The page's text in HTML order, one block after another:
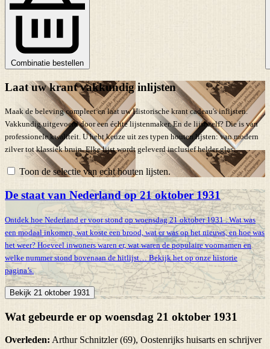
Combinatie bestellen
Laat uw krant vakkundig inlijsten
Maak de beleving compleet en laat uw Historische krant cadeau's inlijsten.
Vakkundig uitgevoerd door een échte lijstenmaker. En de lijst zelf? Die is van
professionele kwaliteit. U hebt keuze uit zes typen houten lijsten: van modern
zilver tot klassiek bruin. Elke lijst wordt geleverd inclusief helder glas.
Toon de selectie van echt houten lijsten.
De staat van Nederland op 21 oktober 1931
Ontdek hoe Nederland er voor stond op woensdag 21 oktober 1931 . Wat was
een modaal inkomen, wat koste een brood, wat er was op het nieuws, en hoe was
het weer? Hoeveel inwoners waren er, wat waren de populaire voornamen en
welke nummer stond bovenaan de hitlijst… Bekijk het op onze historie
pagina’s.
Bekijk 21 oktober 1931
Wat gebeurde er op woensdag 21 oktober 1931
Overleden: Arthur Schnitzler (69), Oostenrijks huisarts en schrijver